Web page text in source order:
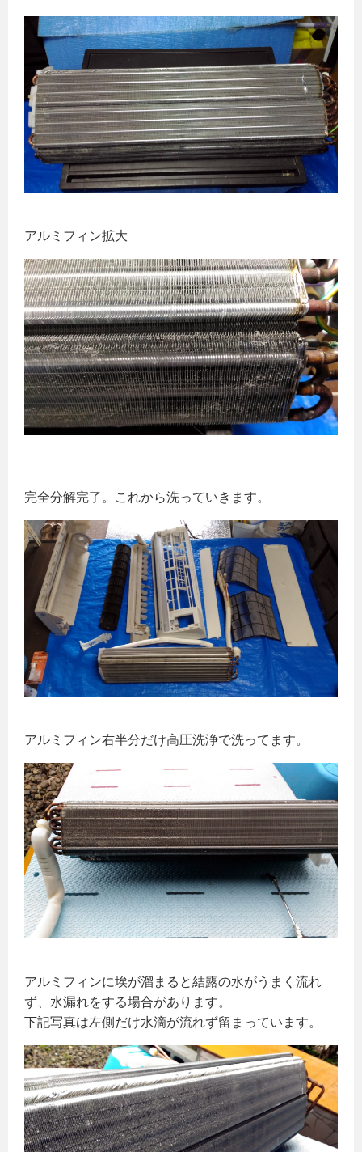
アルミフィン拡大
完全分解完了。これから洗っていきます。
アルミフィン右半分だけ高圧洗浄で洗ってます。
アルミフィンに埃が溜まると結露の水がうまく流れ
ず、水漏れをする場合があります。
下記写真は左側だけ水滴が流れず留まっています。